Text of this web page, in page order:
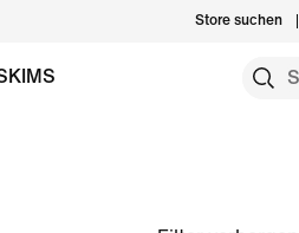
Store suchen